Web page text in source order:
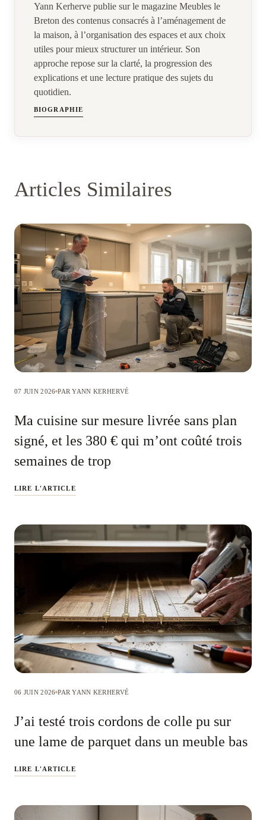
Yann Kerherve publie sur le magazine Meubles le
Breton des contenus consacrés à l’aménagement de
la maison, à l’organisation des espaces et aux choix
utiles pour mieux structurer un intérieur. Son
approche repose sur la clarté, la progression des
explications et une lecture pratique des sujets du
quotidien.
BIOGRAPHIE
Articles Similaires
07 JUIN 2026 PAR YANN KERHERVÉ
Ma cuisine sur mesure livrée sans plan
signé, et les 380 € qui m’ont coûté trois
semaines de trop
LIRE L'ARTICLE
06 JUIN 2026 PAR YANN KERHERVÉ
J’ai testé trois cordons de colle pu sur
une lame de parquet dans un meuble bas
LIRE L'ARTICLE